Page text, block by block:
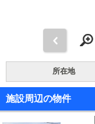
所在地
施設周辺の物件